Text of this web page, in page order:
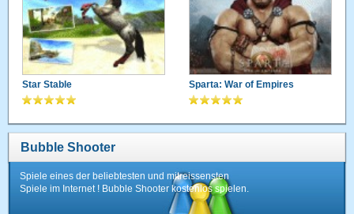
Star Stable Sparta: War of Empires
Bubble Shooter
Spiele eines der beliebtesten und mitreissensten
Spiele im Internet ! Bubble Shooter kostenlos spielen.